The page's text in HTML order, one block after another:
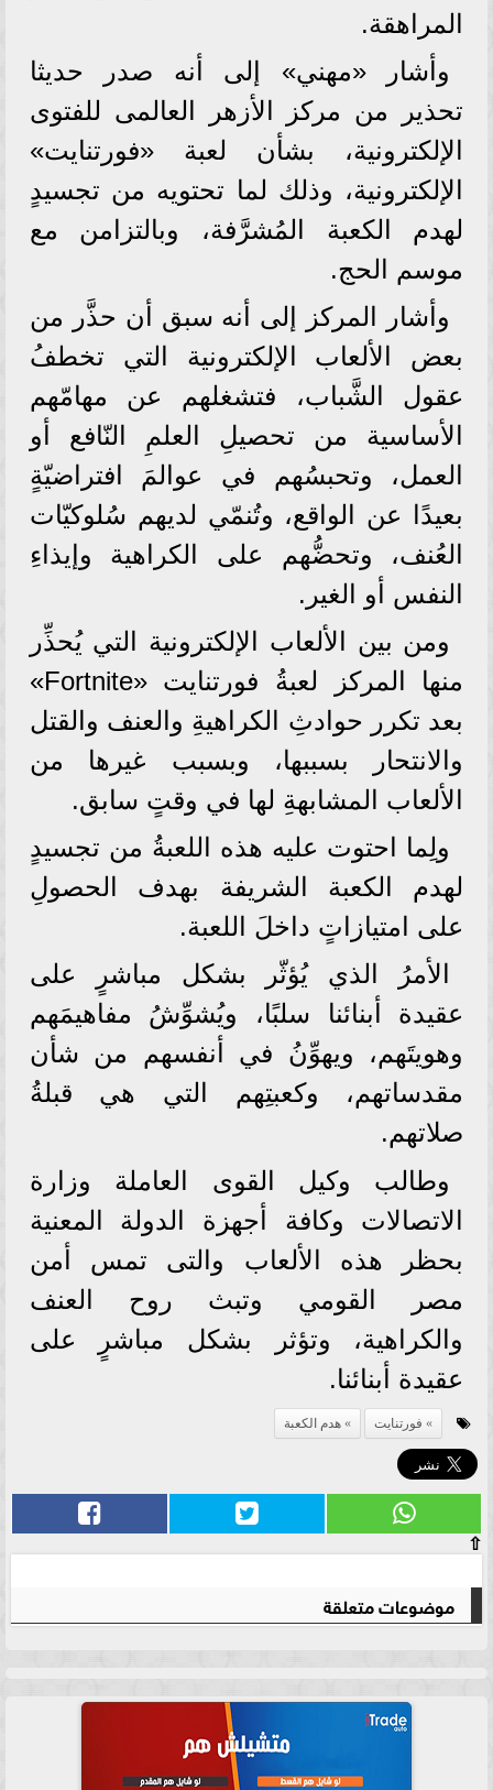
المراهقة.
وأشار «مهني» إلى أنه صدر حديثا
تحذير من مركز الأزهر العالمى للفتوى
الإلكترونية، بشأن لعبة «فورتنايت»
الإلكترونية، وذلك لما تحتويه من تجسيدٍ
لهدم الكعبة المُشرَّفة، وبالتزامن مع
موسم الحج.
وأشار المركز إلى أنه سبق أن حذَّر من
بعض الألعاب الإلكترونية التي تخطفُ
عقول الشَّباب، فتشغلهم عن مهامّهم
الأساسية من تحصيلِ العلمِ النّافع أو
العمل، وتحبسُهم في عوالمَ افتراضيّةٍ
بعيدًا عن الواقع، وتُنمّي لديهم سُلوكيّات
العُنف، وتحضُّهم على الكراهية وإيذاءِ
النفس أو الغير.
ومن بين الألعاب الإلكترونية التي يُحذِّر
منها المركز لعبةُ فورتنايت «Fortnite»
بعد تكرر حوادثِ الكراهيةِ والعنف والقتل
والانتحار بسببها، وبسبب غيرها من
الألعاب المشابهةِ لها في وقتٍ سابق.
ولِما احتوت عليه هذه اللعبةُ من تجسيدٍ
لهدم الكعبة الشريفة بهدف الحصولِ
على امتيازاتٍ داخلَ اللعبة.
الأمرُ الذي يُؤثّر بشكل مباشرٍ على
عقيدة أبنائنا سلبًا، ويُشوِّشُ مفاهيمَهم
وهويتَهم، ويهوِّنُ في أنفسهم من شأن
مقدساتهم، وكعبتِهم التي هي قبلةُ
صلاتهم.
وطالب وكيل القوى العاملة وزارة
الاتصالات وكافة أجهزة الدولة المعنية
بحظر هذه الألعاب والتى تمس أمن
مصر القومي وتبث روح العنف
والكراهية، وتؤثر بشكل مباشرٍ على
عقيدة أبنائنا.
فورتنايت هدم الكعبة
⇧
موضوعات متعلقة